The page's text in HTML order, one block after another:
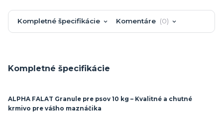
Kompletné špecifikácie Komentáre 0
Kompletné špecifikácie
ALPHA FALAT Granule pre psov 10 kg – Kvalitné a chutné
krmivo pre vášho maznáčika